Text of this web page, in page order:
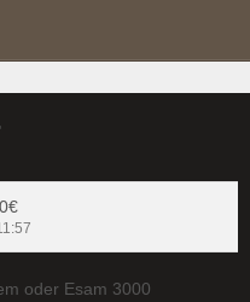
oder Esam 3000